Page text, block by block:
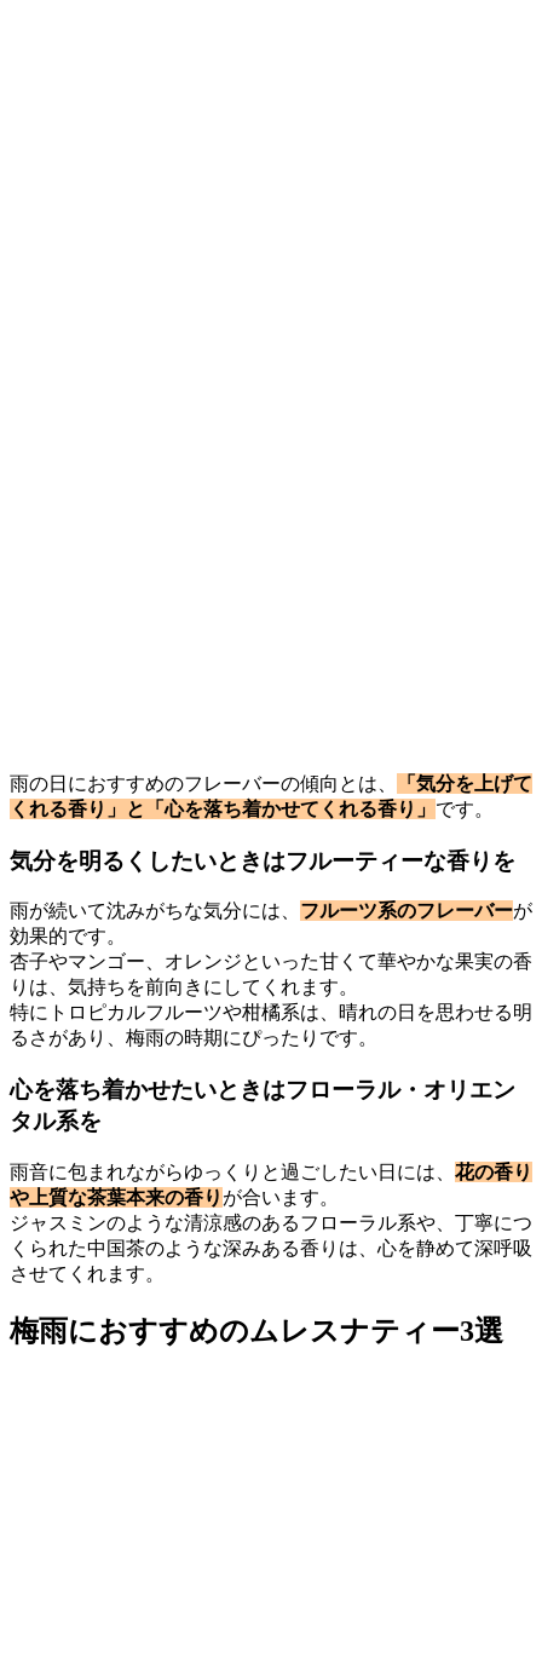
雨の日におすすめのフレーバーの傾向とは、
「気分を上げて
くれる香り」と「心を落ち着かせてくれる香り」 です。
気分を明るくしたいときはフルーティーな香りを
雨が続いて沈みがちな気分には、 フルーツ系のフレーバーが
効果的です。
杏子やマンゴー、オレンジといった甘くて華やかな果実の香
りは、気持ちを前向きにしてくれます。
特にトロピカルフルーツや柑橘系は、晴れの日を思わせる明
るさがあり、梅雨の時期にぴったりです。
心を落ち着かせたいときはフローラル・オリエン
タル系を
雨音に包まれながらゆっくりと過ごしたい日には、 花の香り
や上質な茶葉本来の香り が合います。
ジャスミンのような清涼感のあるフローラル系や、丁寧につ
くられた中国茶のような深みある香りは、心を静めて深呼吸
させてくれます。
梅雨におすすめのムレスナティー3選